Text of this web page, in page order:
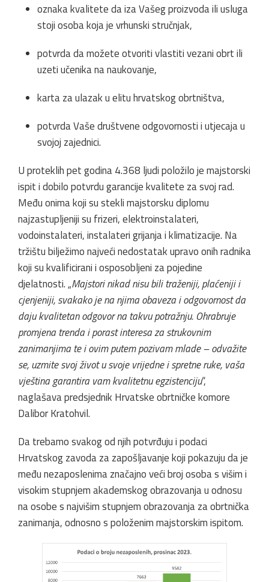
oznaka kvalitete da iza Vašeg proizvoda ili usluga
stoji osoba koja je vrhunski stručnjak,
potvrda da možete otvoriti vlastiti vezani obrt ili
uzeti učenika na naukovanje,
karta za ulazak u elitu hrvatskog obrtništva,
potvrda Vaše društvene odgovornosti i utjecaja u
svojoj zajednici.
U proteklih pet godina 4.368 ljudi položilo je majstorski
ispit i dobilo potvrdu garancije kvalitete za svoj rad.
Među onima koji su stekli majstorsku diplomu
najzastupljeniji su frizeri, elektroinstalateri,
vodoinstalateri, instalateri grijanja i klimatizacije. Na
tržištu bilježimo najveći nedostatak upravo onih radnika
koji su kvalificirani i osposobljeni za pojedine
djelatnosti. „Majstori nikad nisu bili traženiji, plaćeniji i
cjenjeniji, svakako je na njima obaveza i odgovornost da
daju kvalitetan odgovor na takvu potražnju. Ohrabruje
promjena trenda i porast interesa za strukovnim
zanimanjima te i ovim putem pozivam mlade – odvažite
se, uzmite svoj život u svoje vrijedne i spretne ruke, vaša
vještina garantira vam kvalitetnu egzistenciju“,
naglašava predsjednik Hrvatske obrtničke komore
Dalibor Kratohvil.
Da trebamo svakog od njih potvrđuju i podaci
Hrvatskog zavoda za zapošljavanje koji pokazuju da je
među nezaposlenima značajno veći broj osoba s višim i
visokim stupnjem akademskog obrazovanja u odnosu
na osobe s najvišim stupnjem obrazovanja za obrtnička
zanimanja, odnosno s položenim majstorskim ispitom.